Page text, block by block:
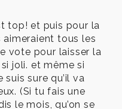
top! et puis pour la
aimeraient tous les
vote pour laisser la
joli. et même si
suis sure qu’il va
(Si tu fais une
le mois, qu’on se